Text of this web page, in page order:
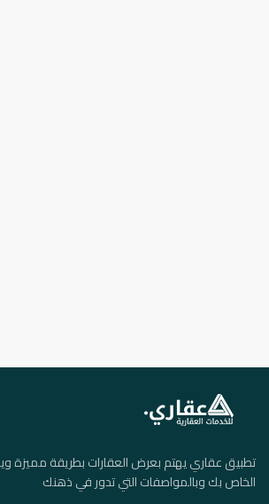
تطبيق عقاري يهتم بعرض العقارات بطريقة مميزة
الخاص بك وبالمواصفات التي تدور في ذهنك